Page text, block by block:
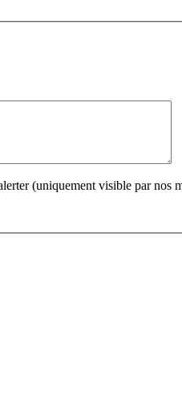
(uniquement visible par nos